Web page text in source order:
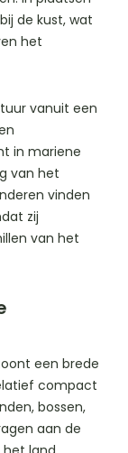
de kust, wat
het
vanuit een
in mariene
van het
vinden
zij
van het
een brede
compact
bossen,
aan de